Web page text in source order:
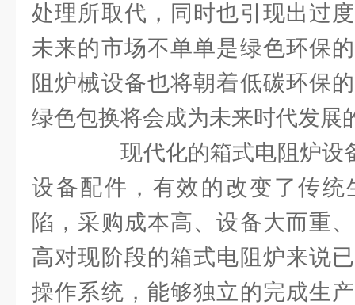
处理所取代，同时也引现出过
未来的市场不单单是绿色环保
阻炉械设备也将朝着低碳环保
绿色包换将会成为未来时代发展
现代化的箱式电阻炉设
设备配件，有效的改变了传统
陷，采购成本高、设备大而重
高对现阶段的箱式电阻炉来说
操作系统，能够独立的完成生